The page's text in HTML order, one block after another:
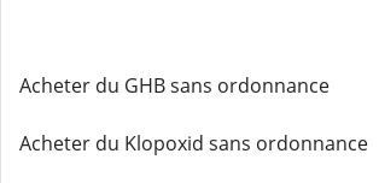
Acheter du GHB sans ordonnance
Acheter du Klopoxid sans ordonnance